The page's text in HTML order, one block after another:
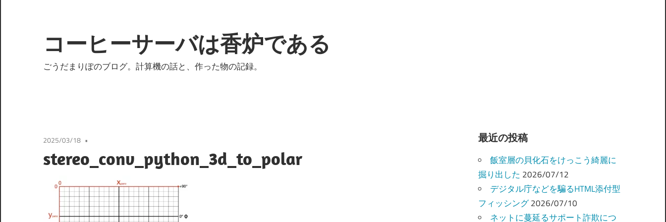
テ
ン
ツ
プ
コーヒーサーバは香炉である
ごうだまりぽのブログ。計算機の話と、作った物の記録。
2025/03/18
stereo_conv_python_3d_to_polar
最近の投稿
飯室層の貝化石をけっこう綺麗に
掘り出した 2026/07/12
デジタル庁などを騙るHTML添付型
フィッシング 2026/07/10
ネットに蔓延るサポート詐欺につ